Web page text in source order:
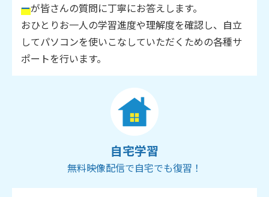
ーが皆さんの質問に丁寧にお答えします。
おひとりお一人の学習進度や理解度を確認し、自立
してパソコンを使いこなしていただくための各種サ
ポートを行います。
自宅学習
無料映像配信で自宅でも復習！